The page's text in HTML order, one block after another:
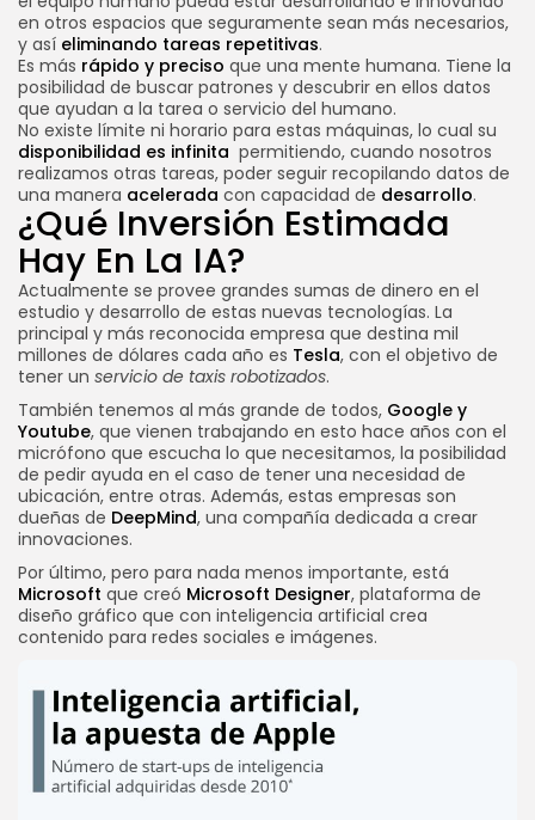
en otros espacios que seguramente sean más necesarios,
y así eliminando tareas repetitivas.
Es más rápido y preciso que una mente humana. Tiene la
posibilidad de buscar patrones y descubrir en ellos datos
que ayudan a la tarea o servicio del humano.
No existe límite ni horario para estas máquinas, lo cual su
disponibilidad es infinita permitiendo, cuando nosotros
realizamos otras tareas, poder seguir recopilando datos de
una manera acelerada con capacidad de desarrollo.
¿Qué Inversión Estimada
Hay En La IA?
Actualmente se provee grandes sumas de dinero en el
estudio y desarrollo de estas nuevas tecnologías. La
principal y más reconocida empresa que destina mil
millones de dólares cada año es Tesla, con el objetivo de
tener un servicio de taxis robotizados.
También tenemos al más grande de todos, Google y
Youtube, que vienen trabajando en esto hace años con el
micrófono que escucha lo que necesitamos, la posibilidad
de pedir ayuda en el caso de tener una necesidad de
ubicación, entre otras. Además, estas empresas son
dueñas de DeepMind, una compañía dedicada a crear
innovaciones.
Por último, pero para nada menos importante, está
Microsoft que creó Microsoft Designer, plataforma de
diseño gráfico que con inteligencia artificial crea
contenido para redes sociales e imágenes.